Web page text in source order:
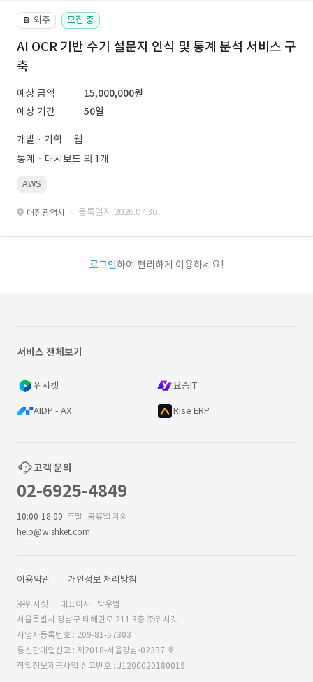
📔 외주 모집 중
AI OCR 기반 수기 설문지 인식 및 통계 분석 서비스 구
축
예상 금액
15,000,000원
예상 기간
50일
개발 · 기획
웹
통계ㆍ대시보드 외 1개
AWS
대전광역시 · 등록일자 2026.07.30.
로그인하여 편리하게 이용하세요!
서비스 전체보기
위시켓 요즘IT
AIDP - AX Rise ERP
고객 문의
02-6925-4849
10:00-18:00 주말·공휴일 제외
help@wishket.com
이용약관 개인정보 처리방침
㈜위시켓
대표이사 : 박우범
서울특별시 강남구 테헤란로 211 3층 ㈜위시켓
사업자등록번호 : 209-81-57303
통신판매업신고 : 제2018-서울강남-02337 호
직업정보제공사업 신고번호 : J1200020180019